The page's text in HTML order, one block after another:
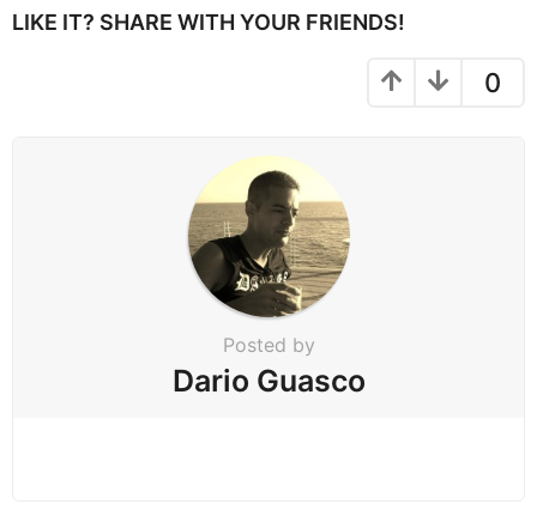
iLIKE IT? SHARE WITH YOUR FRIENDS!
0
Posted by
Dario Guasco